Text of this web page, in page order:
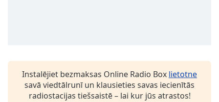
Instalējiet bezmaksas Online Radio Box lietotne
savā viedtālrunī un klausieties savas iecienītās
radiostacijas tiešsaistē – lai kur jūs atrastos!